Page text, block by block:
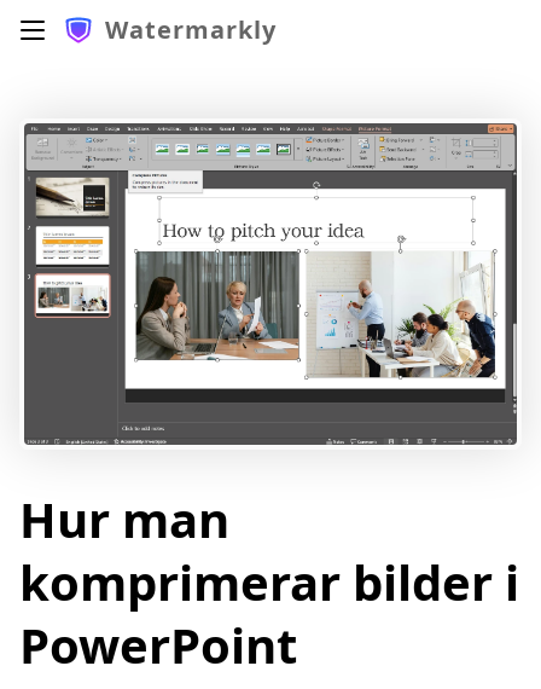
Watermarkly
Hur man
komprimerar bilder i
PowerPoint